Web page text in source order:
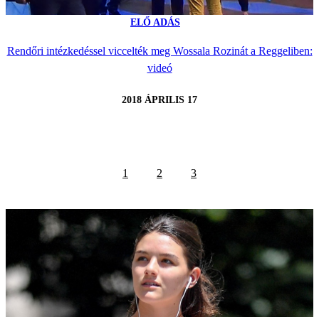
ELŐ ADÁS
Rendőri intézkedéssel viccelték meg Wossala Rozinát a Reggeliben:
videó
2018 ÁPRILIS 17
1 2 3